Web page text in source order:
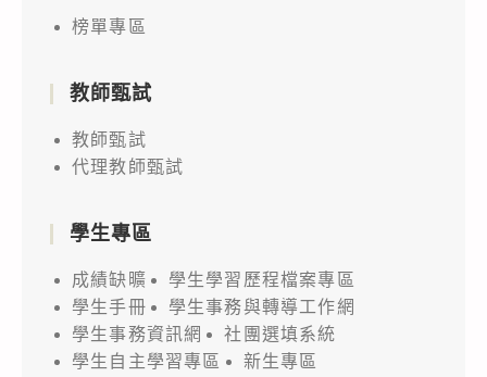
榜單專區
教師甄試
教師甄試
代理教師甄試
學生專區
成績缺曠
學生學習歷程檔案專區
學生手冊
學生事務與轉導工作網
學生事務資訊網
社團選填系統
學生自主學習專區
新生專區